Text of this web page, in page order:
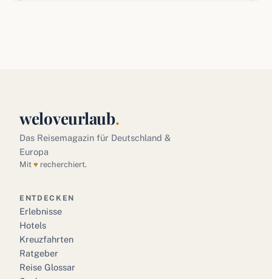
weloveurlaub.
Das Reisemagazin für Deutschland &
Europa
Mit ♥ recherchiert.
ENTDECKEN
Erlebnisse
Hotels
Kreuzfahrten
Ratgeber
Reise Glossar